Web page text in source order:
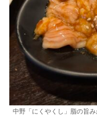
中野「にくやくし」脂の旨